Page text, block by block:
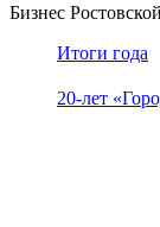
Бизнес
Итоги года
20-лет